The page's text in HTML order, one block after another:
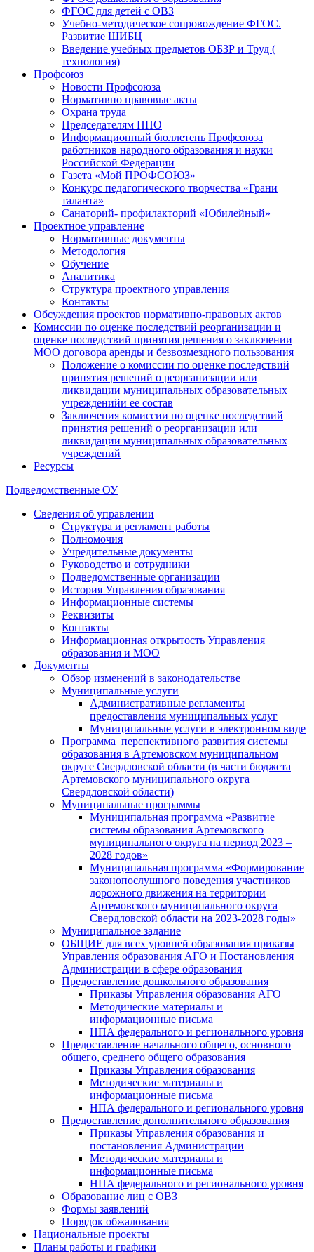
ФГОС для детей с ОВЗ
Учебно-методическое сопровождение ФГОС.
Развитие ШИБЦ
Введение учебных предметов ОБЗР и Труд (
технология)
Профсоюз
Новости Профсоюза
Нормативно правовые акты
Охрана труда
Председателям ППО
Информационный бюллетень Профсоюза
работников народного образования и науки
Российской Федерации
Газета «Мой ПРОФСОЮЗ»
Конкурс педагогического творчества «Грани
таланта»
Санаторий- профилакторий «Юбилейный»
Проектное управление
Нормативные документы
Методология
Обучение
Аналитика
Структура проектного управления
Контакты
Обсуждения проектов нормативно-правовых актов
Комиссии по оценке последствий реорганизации и
оценке последствий принятия решения о заключении
МОО договора аренды и безвозмездного пользования
Положение о комиссии по оценке последствий
принятия решений о реорганизации или
ликвидации муниципальных образовательных
учрежденийи ее состав
Заключения комиссии по оценке последствий
принятия решений о реорганизации или
ликвидации муниципальных образовательных
учреждений
Ресурсы
Подведомственные ОУ
Сведения об управлении
Структура и регламент работы
Полномочия
Учредительные документы
Руководство и сотрудники
Подведомственные организации
История Управления образования
Информационные системы
Реквизиты
Контакты
Информационная открытость Управления
образования и МОО
Документы
Обзор изменений в законодательстве
Муниципальные услуги
Административные регламенты
предоставления муниципальных услуг
Муниципальные услуги в электронном виде
Программа перспективного развития системы
образования в Артемовском муниципальном
округе Свердловской области (в части бюджета
Артемовского муниципального округа
Свердловской области)
Муниципальные программы
Муниципальная программа «Развитие
системы образования Артемовского
муниципального округа на период 2023 –
2028 годов»
Муниципальная программа «Формирование
законопослушного поведения участников
дорожного движения на территории
Артемовского муниципального округа
Свердловской области на 2023-2028 годы»
Муниципальное задание
ОБЩИЕ для всех уровней образования приказы
Управления образования АГО и Постановления
Администрации в сфере образования
Предоставление дошкольного образования
Приказы Управления образования АГО
Методические материалы и
информационные письма
НПА федерального и регионального уровня
Предоставление начального общего, основного
общего, среднего общего образования
Приказы Управления образования
Методические материалы и
информационные письма
НПА федерального и регионального уровня
Предоставление дополнительного образования
Приказы Управления образования и
постановления Администрации
Методические материалы и
информационные письма
НПА федерального и регионального уровня
Образование лиц с ОВЗ
Формы заявлений
Порядок обжалования
Национальные проекты
Планы работы и графики